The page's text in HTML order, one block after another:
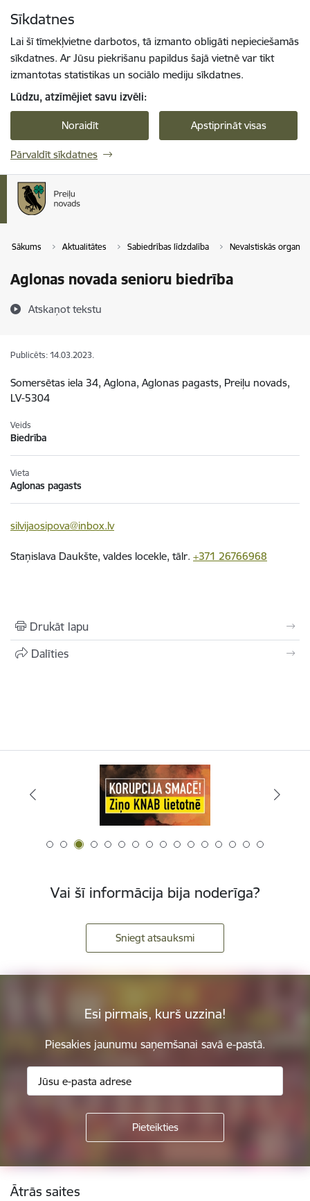
Sīkdatnes
Lai šī tīmekļvietne darbotos, tā izmanto obligāti nepieciešamās
sīkdatnes. Ar Jūsu piekrišanu papildus šajā vietnē var tikt
izmantotas statistikas un sociālo mediju sīkdatnes.
Lūdzu, atzīmējiet savu izvēli:
Noraidīt Apstiprināt visas
Pārvaldīt sīkdatnes
Sākums Aktualitātes Sabiedrības līdzdalība Nevalstiskās
Aglonas novada senioru biedrība
Atskaņot tekstu
Publicēts: 14.03.2023.
Somersētas iela 34, Aglona, Aglonas pagasts, Preiļu novads,
LV-5304
Veids
Biedrība
Vieta
Aglonas pagasts
silvijaosipova@inbox.lv
Staņislava Daukšte, valdes locekle, tālr. +371 26766968
Drukāt lapu
Dalīties
Vai šī informācija bija noderīga?
Sniegt atsauksmi
Esi pirmais, kurš uzzina!
Piesakies jaunumu saņemšanai savā e-pastā.
Kājene
Ātrās saites